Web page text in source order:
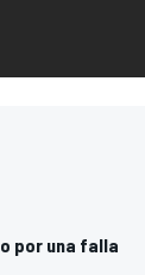
por una falla